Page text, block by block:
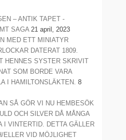
– ANTIK TAPET -
SAGA 21 april, 2023
MED ETT MINIATYR
DATERAT 1809.
HENNES SYSTER SKRIVIT
SOM BORDE VARA
I HAMILTONSLÄKTEN. 8
SÅ GÖR VI NU HEMBESÖK
OCH SILVER DÅ MÅNGA
I VINTERTID. DETTA GÄLLER
ELLER VID MÖJLIGHET